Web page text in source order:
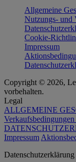
Allgemeine
Nutzungs- und
Cookie-
Impressum
Copyright © 2026,
vorbehalten.
Legal
ALLGEMEINE
Impressum